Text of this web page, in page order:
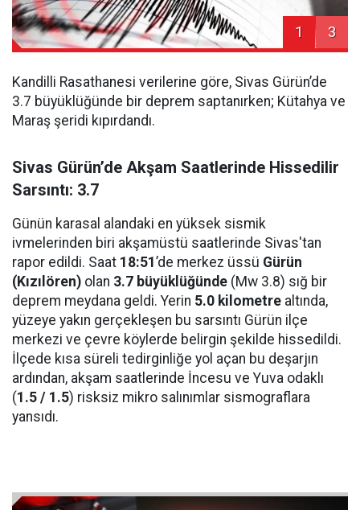
1 3
Kandilli Rasathanesi verilerine göre, Sivas Gürün’de
3.7 büyüklüğünde bir deprem saptanırken; Kütahya ve
Maraş şeridi kıpırdandı.
Sivas Gürün’de Akşam Saatlerinde Hissedilir
Sarsıntı: 3.7
Günün karasal alandaki en yüksek sismik
ivmelerinden biri akşamüstü saatlerinde Sivas'tan
rapor edildi. Saat 18:51 ’de merkez üssü Gürün
(Kızılören) olan 3.7 büyüklüğünde (Mw 3.8) sığ bir
deprem meydana geldi. Yerin 5.0 kilometre altında,
yüzeye yakın gerçekleşen bu sarsıntı Gürün ilçe
merkezi ve çevre köylerde belirgin şekilde hissedildi.
İlçede kısa süreli tedirginliğe yol açan bu deşarjın
ardından, akşam saatlerinde İncesu ve Yuva odaklı
(1.5 / 1.5) risksiz mikro salınımlar sismograflara
yansıdı.